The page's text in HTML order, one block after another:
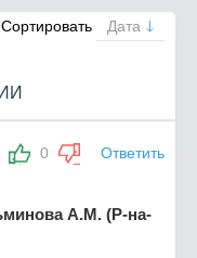
Сортировать Дата
0 Ответить
А.М. (Р-на-